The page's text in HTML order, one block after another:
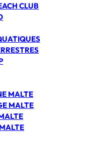
CLUB
MALTE
MALTE